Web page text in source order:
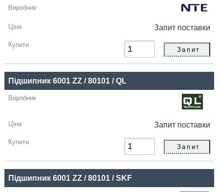
Запит поставки
Підшипник 6001 ZZ / 80101 / QL
Запит поставки
Підшипник 6001 ZZ / 80101 / SKF